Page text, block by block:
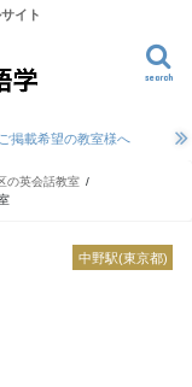
イト
search
ご掲載希望の教室様へ
の英会話教室
中野駅(東京都)